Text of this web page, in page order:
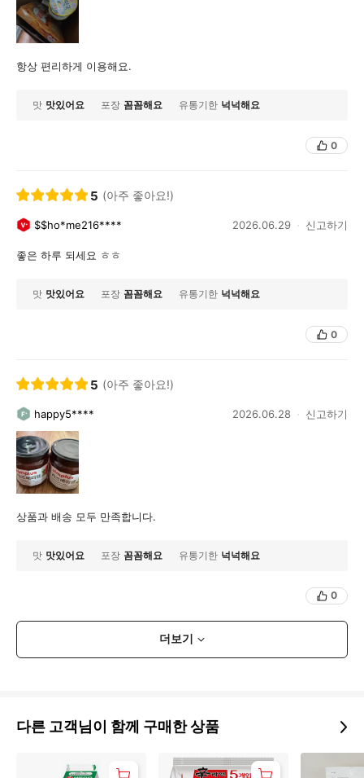
항상 편리하게 이용해요.
맛 맛있어요 포장 꼼꼼해요 유통기한 넉넉해요
0
5 (아주 좋아요!)
$$ho*me216**** 2026.06.29 신고하기
좋은 하루 되세요 ㅎㅎ
맛 맛있어요 포장 꼼꼼해요 유통기한 넉넉해요
0
5 (아주 좋아요!)
happy5**** 2026.06.28 신고하기
상품과 배송 모두 만족합니다.
맛 맛있어요 포장 꼼꼼해요 유통기한 넉넉해요
0
더보기
다른 고객님이 함께 구매한 상품